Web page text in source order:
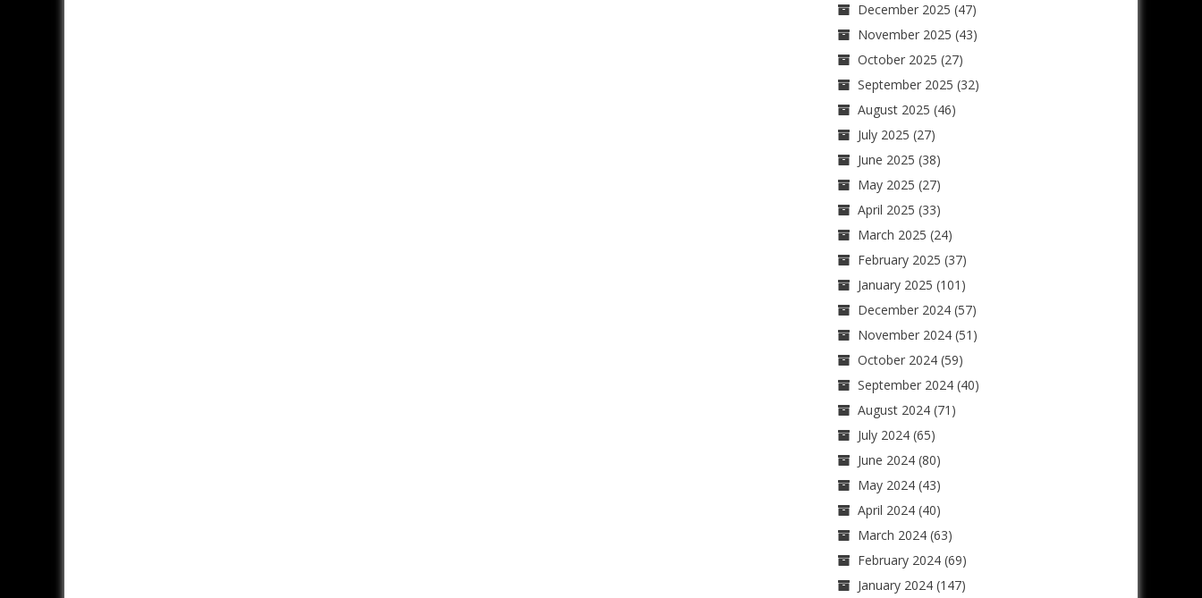
December 2025 (47)
November 2025 (43)
October 2025 (27)
September 2025 (32)
August 2025 (46)
July 2025 (27)
June 2025 (38)
May 2025 (27)
April 2025 (33)
March 2025 (24)
February 2025 (37)
January 2025 (101)
December 2024(57)
November 2024(51)
October 2024(59)
September 2024(40)
August 2024(71)
July 2024(65)
June 2024(80)
May 2024(43)
April 2024(40)
March 2024(63)
February 2024(69)
January 2024(147)